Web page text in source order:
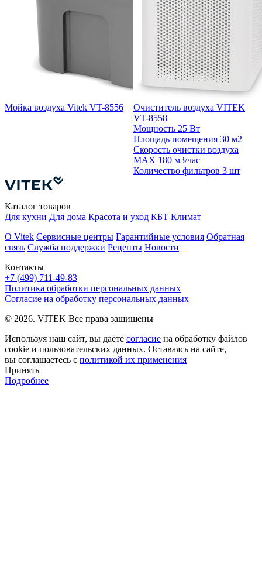
Мойка воздуха Vitek VT-8556
Очиститель воздуха VITEK
VT-8558
Мощность 25 Вт
Площадь помещения 30 м2
Скорость очистки воздуха
MAX 180 м3/час
Количество фильтров 3 шт
Контакты
+7 (499) 711-49-83
Каталог товаров
Для кухни Для дома Красота и уход КБТ Климат
О Vitek Сервисные центры Гарантийные условия Обратная
связь Служба поддержки Рецепты Новости
Политика обработки персональных данных
Согласие на обработку персональных данных
© 2026. VITEK Все права защищены
Используя наш сайт, вы даёте согласие на обработку файлов
cookie и пользовательских данных. Оставаясь на сайте,
вы соглашаетесь с политикой их применения
Принять
Подробнее